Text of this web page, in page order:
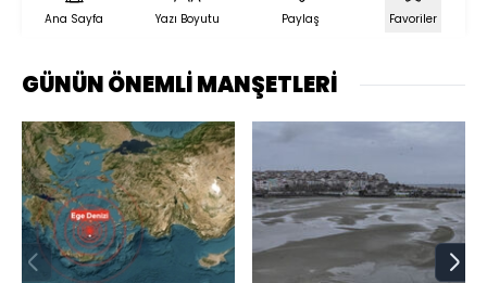
Ana Sayfa Yazı Boyutu Paylaş Favoriler
GÜNÜN ÖNEMLİ MANŞETLERİ